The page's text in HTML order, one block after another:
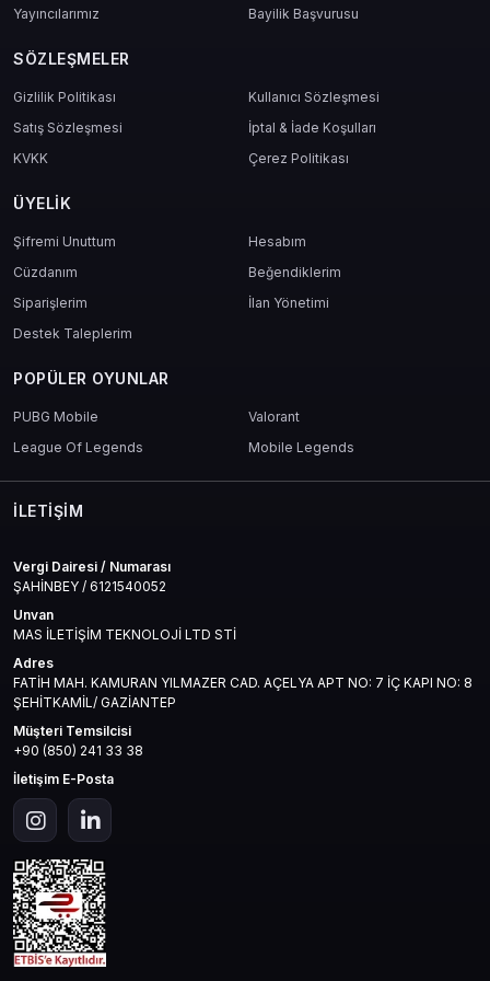
Whiteout Survival 69999 Frost
Star Nasıl Kullanılır?
mas4games
üzerinden paketi güvenle satın al
Dijital kod e-posta adresine veya hesabına teslim edilir
Oyunu aç, “Kod Kullan” menüsüne gir
Neden mas4games?
Güvenli ödeme altyapısı
7/24 Türkçe destek
Geniş ürün yelpazesi
Sonuç
Whiteout Survival 69999 Frost Star, sadece güçlü değil, aynı
zamanda akıllıca oynamak isteyen oyuncular için tasarlanmıştır.
Şimdi mas4games farkıyla paketini al, donmuş kıyamette liderliğini
kur!
Yayıncılarımız
Bayilik Başvurusu
SÖZLEŞMELER
Gizlilik Politikası
Kullanıcı Sözleşmesi
Satış Sözleşmesi
İptal & İade Koşulları
KVKK
Çerez Politikası
ÜYELIK
Şifremi Unuttum
Hesabım
Cüzdanım
Beğendiklerim
Siparişlerim
İlan Yönetimi
Destek Taleplerim
POPÜLER OYUNLAR
PUBG Mobile
Valorant
League Of Legends
Mobile Legends
İLETIŞIM
Vergi Dairesi / Numarası
ŞAHİNBEY / 6121540052
Unvan
MAS İLETİŞİM TEKNOLOJİ LTD STİ
Adres
FATİH MAH. KAMURAN YILMAZER CAD. AÇELYA APT NO: 7 İÇ KAPI NO: 8
ŞEHİTKAMİL/ GAZİANTEP
Müşteri Temsilcisi
+90 (850) 241 33 38
İletişim E-Posta